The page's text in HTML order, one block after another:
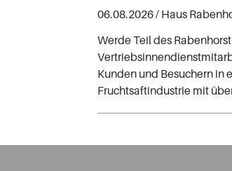
06.08.2026 / Haus
Werde Teil des
Kunden und Besuchern in
Fruchtsaftindustrie mit